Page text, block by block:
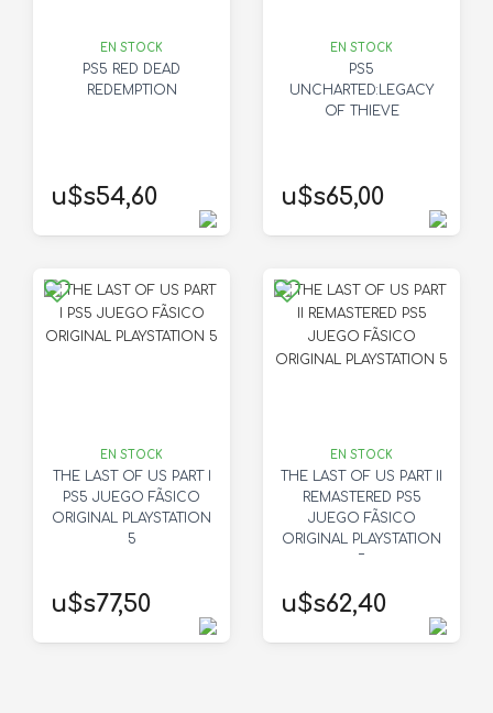
EN STOCK
PS5 RED DEAD
REDEMPTION
u$s54,60
EN STOCK
PS5
UNCHARTED:LEGACY
OF THIEVE
u$s65,00
EN STOCK
THE LAST OF US PART I
PS5 JUEGO FÃSICO
ORIGINAL PLAYSTATION
5
u$s77,50
EN STOCK
THE LAST OF US PART II
REMASTERED PS5
JUEGO FÃSICO
ORIGINAL PLAYSTATION
u$s62,40